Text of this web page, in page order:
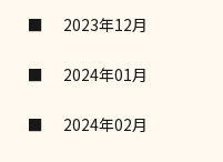
2023年12月
2024年01月
2024年02月